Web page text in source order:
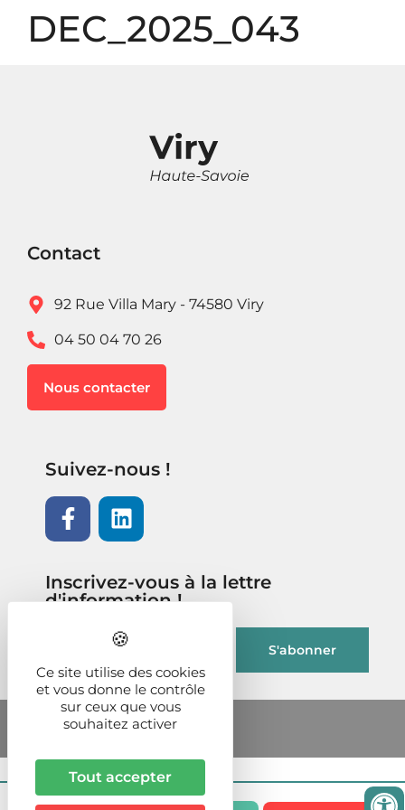
DEC_2025_043
Contact
92 Rue Villa Mary - 74580 Viry
04 50 04 70 26
Nous contacter
Suivez-nous !
Inscrivez-vous à la lettre
d'information !
Ce site utilise des cookies
et vous donne le contrôle
sur ceux que vous
souhaitez activer
Tout accepter